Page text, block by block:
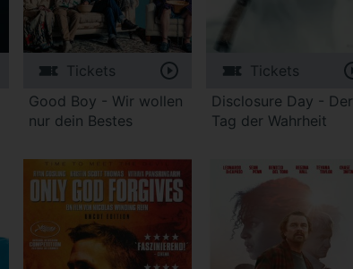
Tickets
Good Boy - Wir wollen
nur dein Bestes
Tickets
Disclosure Day - Der
Tag der Wahrheit